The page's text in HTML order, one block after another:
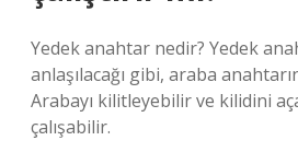
Yedek anahtar nedir? Yedek
anlaşılacağı gibi, araba
Arabayı kilitleyebilir ve kilidini
çalışabilir.